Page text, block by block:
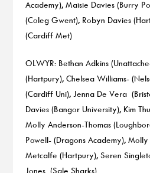
Academy), Maisie Davies (Burry
(Coleg Gwent), Robyn Davies
(Cardiff Met)
OLWYR: Bethan Adkins
(Hartpury), Chelsea Williams-
(Cardiff Uni), Jenna De Vera
Davies (Bangor University), Kim
Molly Anderson-Thomas
Powell- (Dragons Academy),
Metcalfe (Hartpury), Seren
Jones (Sale Sharks)